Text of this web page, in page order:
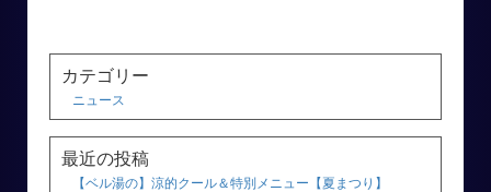
カテゴリー
ニュース
最近の投稿
【ベル湯の】涼的クール＆特別メニュー【夏まつり】